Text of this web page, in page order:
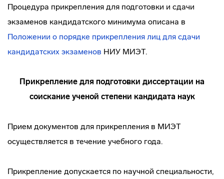
Процедура прикрепления для подготовки и сдачи
экзаменов кандидатского минимума описана в
Положении о порядке прикрепления лиц для сдачи
кандидатских экзаменов НИУ МИЭТ.
Прикрепление для подготовки диссертации на
соискание ученой степени кандидата наук
Прием документов для прикрепления в МИЭТ
осуществляется в течение учебного года.
Прикрепление допускается по научной специальности,